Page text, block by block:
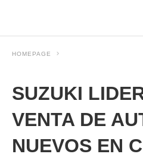
HOMEPAGE
SUZUKI
VENTA DE
NUEVOS EN